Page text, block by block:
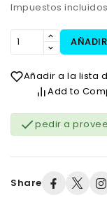
Impuestos incluidos
Añadir a la lista
Add to
pedir a
Share